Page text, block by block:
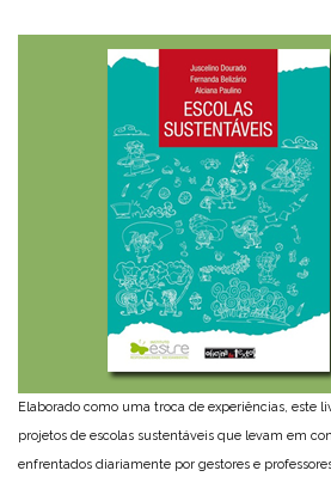
Elaborado como uma troca de experiências, este
projetos de escolas sustentáveis que levam em
enfrentados diariamente por gestores e